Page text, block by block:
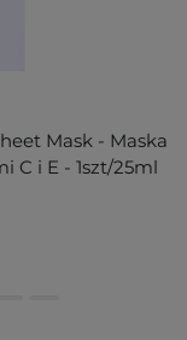
Mask - Maska
C i E - 1szt/25ml